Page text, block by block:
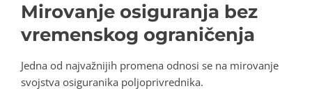
Mirovanje osiguranja bez
vremenskog ograničenja
Jedna od najvažnijih promena odnosi se na mirovanje
svojstva osiguranika poljoprivrednika.